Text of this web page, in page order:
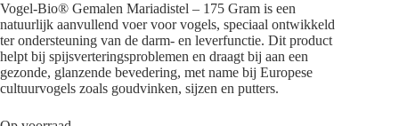
Vogel-Bio® Gemalen Mariadistel – 175 Gram is een
natuurlijk aanvullend voer voor vogels, speciaal ontwikkeld
ter ondersteuning van de darm- en leverfunctie. Dit product
helpt bij spijsverteringsproblemen en draagt bij aan een
gezonde, glanzende bevedering, met name bij Europese
cultuurvogels zoals goudvinken, sijzen en putters.